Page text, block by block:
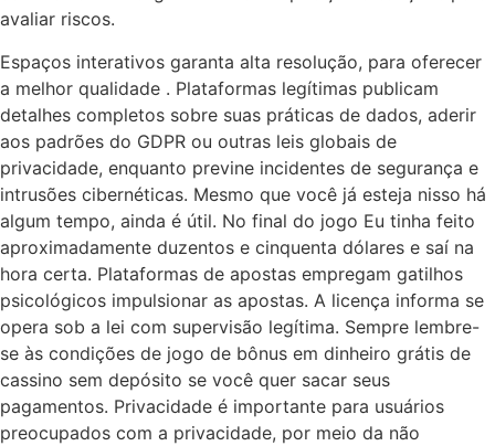
avaliar riscos.
Espaços interativos garanta alta resolução, para oferecer
a melhor qualidade . Plataformas legítimas publicam
detalhes completos sobre suas práticas de dados, aderir
aos padrões do GDPR ou outras leis globais de
privacidade, enquanto previne incidentes de segurança e
intrusões cibernéticas. Mesmo que você já esteja nisso há
algum tempo, ainda é útil. No final do jogo Eu tinha feito
aproximadamente duzentos e cinquenta dólares e saí na
hora certa. Plataformas de apostas empregam gatilhos
psicológicos impulsionar as apostas. A licença informa se
opera sob a lei com supervisão legítima. Sempre lembre-
se às condições de jogo de bônus em dinheiro grátis de
cassino sem depósito se você quer sacar seus
pagamentos. Privacidade é importante para usuários
preocupados com a privacidade, por meio da não